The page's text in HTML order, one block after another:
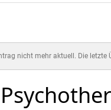
nicht mehr aktuell. Die